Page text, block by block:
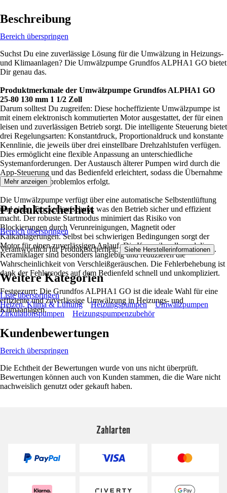
Beschreibung
Bereich überspringen
Suchst Du eine zuverlässige Lösung für die Umwälzung in Heizungs-
und Klimaanlagen? Die Umwälzpumpe Grundfos ALPHA1 GO bietet
Dir genau das.
Produktmerkmale der Umwälzpumpe Grundfos ALPHA1 GO
25-80 130 mm 1 1/2 Zoll
Darum solltest Du zugreifen: Diese hocheffiziente Umwälzpumpe ist
mit einem elektronisch kommutierten Motor ausgestattet, der für einen
leisen und zuverlässigen Betrieb sorgt. Die intelligente Steuerung bietet
drei Regelungsarten: Konstantdruck, Proportionaldruck und konstante
Kennlinie, die jeweils über drei einstellbare Drehzahlstufen verfügen.
Dies ermöglicht eine flexible Anpassung an unterschiedliche
Systemanforderungen. Der Austausch älterer Pumpen wird durch die
App-Steuerung und das Bedienfeld erleichtert, sodass die Übernahme
der Kennlinien problemlos erfolgt.
Die Umwälzpumpe verfügt über eine automatische Selbstentlüftung
und einen Trockenlaufschutz, was den Betrieb sicher und effizient
macht. Der robuste Startmodus minimiert das Risiko von
Blockierungen durch Verunreinigungen, Magnetit oder
Kalkablagerungen. Selbst bei schwierigen Bedingungen sorgt der
Motor für einen zuverlässigen Anlauf. Die Keramikwelle und die
Keramiklager sind besonders langlebig und reduzieren die
Wahrscheinlichkeit von Verschleißgeräuschen. Die Fehlerbehebung ist
dank der Fehlercodes auf dem Bedienfeld schnell und unkompliziert.
Festgezurrt: Die Grundfos ALPHA1 GO ist die ideale Wahl für eine
effiziente und zuverlässige Umwälzung in Heizungs- und
Klimaanlagen.
Mehr anzeigen
Produktsicherheit
Bereich überspringen
Verantwortlich für Produktsicherheit: Siehe Herstellerinformationen .
Weitere Kategorien
Liste überspringen
Heizen, Klima & Lüftung
Heizungspumpen
Umwälzpumpen
Zirkulationspumpen
Heizungspumpenzubehör
Kundenbewertungen
Bereich überspringen
Die Echtheit der Bewertungen wurde von uns nicht überprüft.
Bewertungen können auch von Kunden stammen, die die Ware nicht
nachweislich genutzt oder gekauft haben.
Zahlarten